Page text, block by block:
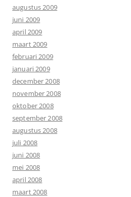
augustus 2009
juni 2009
april 2009
maart 2009
februari 2009
januari 2009
december 2008
november 2008
oktober 2008
september 2008
augustus 2008
juli 2008
juni 2008
mei 2008
april 2008
maart 2008